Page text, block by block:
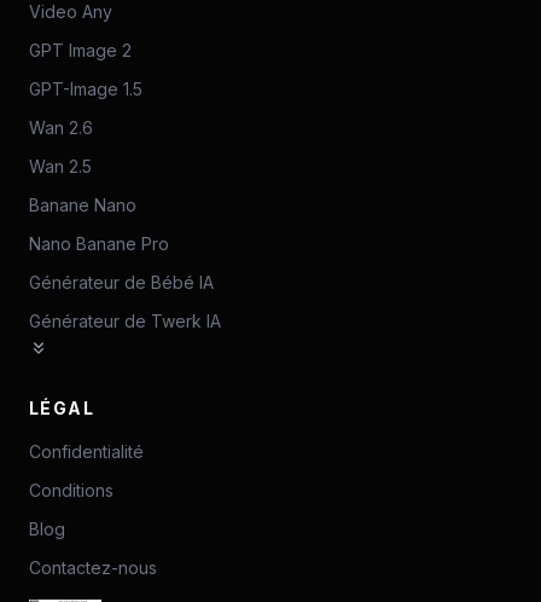
Video Any
GPT Image 2
GPT-Image 1.5
Wan 2.6
Wan 2.5
Banane Nano
Nano Banane Pro
Générateur de Bébé IA
Générateur de Twerk IA
LÉGAL
Confidentialité
Conditions
Blog
Contactez-nous